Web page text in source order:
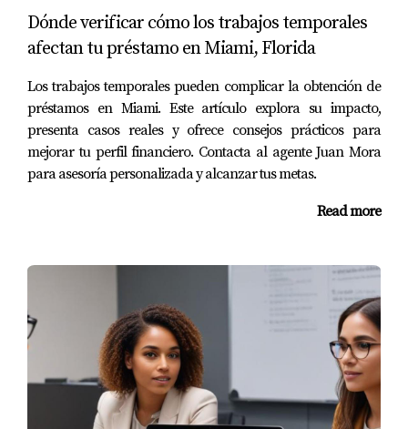
Estudio de Caso 1: La Historia de Ana
empleos temporales desde que perdió su trabajo estable
hace un año. A pesar de la incertidumbre, decidió
comenzar un negocio propio ofreciendo servicios de
limpieza. Además, se involucró como voluntaria en su
sus ingresos y documentar su trabajo independiente,
casa en Miami. Ana demuestra que la perseverancia y la
proactividad pueden superar los desafíos laborales.
Estudio de Caso 2: El Camino de Luis
Luis trabajaba como contratista independiente y
enfrentaba dificultades para obtener financiamiento
debido a su historial laboral irregular. Sin embargo,
Dónde verificar cómo los trabajos temporales
afectan tu préstamo en Miami, Florida
Los trabajos temporales pueden complicar la obtención de
préstamos en Miami. Este artículo explora su impacto,
presenta casos reales y ofrece consejos prácticos para
mejorar tu perfil financiero. Contacta al agente Juan Mora
para asesoría personalizada y alcanzar tus metas.
Read more